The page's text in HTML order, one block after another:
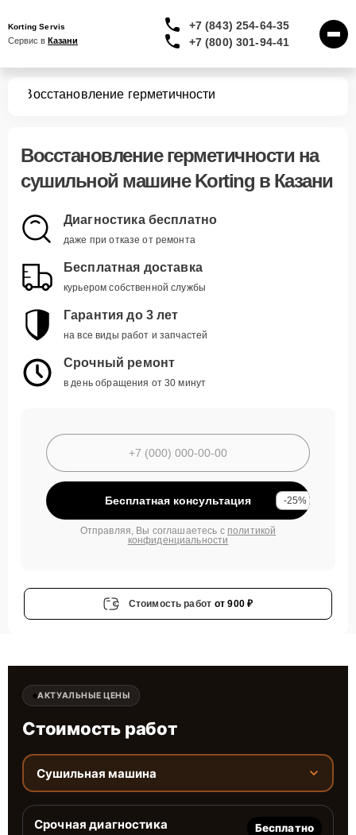
Korting Servis
Сервис в Казани
+7 (843) 254-64-35
+7 (800) 301-94-41
Восстановление герметичности
Восстановление герметичности на
сушильной машине Korting в Казани
Диагностика бесплатно
даже при отказе от ремонта
Бесплатная доставка
курьером собственной службы
Гарантия до 3 лет
на все виды работ и запчастей
Срочный ремонт
в день обращения от 30 минут
Бесплатная консультация -25%
Отправляя, Вы соглашаетесь с политикой
конфиденциальности
Стоимость работ от 900 ₽
АКТУАЛЬНЫЕ ЦЕНЫ
Стоимость работ
Сушильная машина
Срочная диагностика Бесплатно